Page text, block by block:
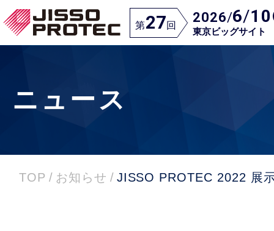
第27回 2026/6/10
東京ビッグサイト
ニュース
TOP / お知らせ / JISSO PROTEC 2022 展